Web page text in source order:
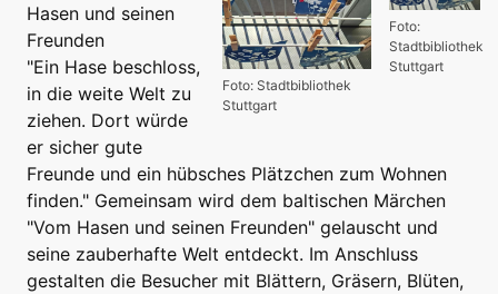
Foto:
Stadtbibliothek
Stuttgart
Foto: Stadtbibliothek
Stuttgart
Hasen und seinen
Freunden
"Ein Hase beschloss,
in die weite Welt zu
ziehen. Dort würde
er sicher gute
Freunde und ein hübsches Plätzchen zum Wohnen
finden." Gemeinsam wird dem baltischen Märchen
"Vom Hasen und seinen Freunden" gelauscht und
seine zauberhafte Welt entdeckt. Im Anschluss
gestalten die Besucher mit Blättern, Gräsern, Blüten,